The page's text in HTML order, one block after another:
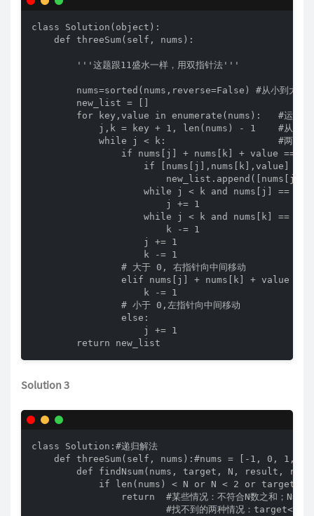
class Solution(object):
    def threeSum(self, nums):
        '''这题跟11盛水一样，用双指针法'''
nums=sorted(nums,reverse=False) #从小到大
        new_list = []
for key,value in enumerate(nums):   #运用双指
j,k = key + 1, len(nums) - 1    #从下一位
while j < k:                    #两个指
                if nums[j] + nums[k] + value == 0:
if [nums[j],nums[k],value] not
while j < k and nums[j] ==
                        j += 1
while j < k and nums[k] ==
                        k -= 1
                    j += 1
                    k -= 1
                # 大于 0, 右指针向中间移动
elif nums[j] + nums[k] + value >
                    k -= 1
                # 小于 0,左指针向中间移动
                else:
                    j += 1
        return new_list
Solution 3
class Solution:#递归解法
def threeSum(self, nums):#nums = [-1, 0, 1,
def findNsum(nums, target, N, result,
if len(nums) < N or N < 2 or target <
                return  #某些情况：不符合N数之和；N=1；
#找不到的两种情况：target<N个